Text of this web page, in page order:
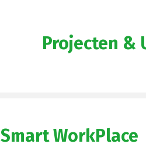
Projecten &
Smart WorkPlace